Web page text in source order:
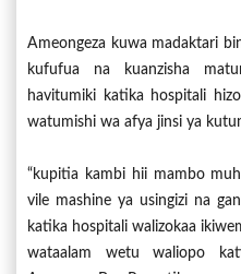
Ameongeza kuwa madaktari
kufufua na kuanzisha
havitumiki katika hospitali
watumishi wa afya jinsi ya
“kupitia kambi hii mambo
vile mashine ya usingizi na
katika hospitali walizokaa
wataalam wetu waliopo